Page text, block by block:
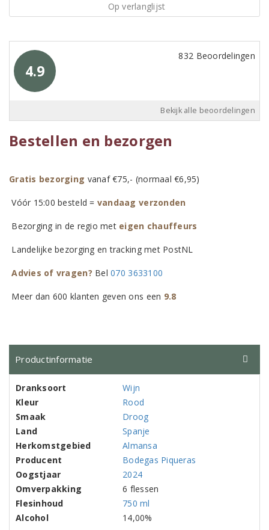
Op verlanglijst
4.9
832 Beoordelingen
Bekijk alle beoordelingen
Bestellen en bezorgen
Gratis bezorging vanaf €75,- (normaal €6,95)
Vóór 15:00 besteld = vandaag verzonden
Bezorging in de regio met eigen chauffeurs
Landelijke bezorging en tracking met PostNL
Advies of vragen? Bel070 3633100
Meer dan 600 klanten geven ons een 9.8
Productinformatie
Dranksoort
Wijn
Kleur
Rood
Smaak
Droog
Land
Spanje
Herkomstgebied
Almansa
Producent
Bodegas Piqueras
Oogstjaar
2024
Omverpakking
6 flessen
Flesinhoud
750 ml
Alcohol
14,00%